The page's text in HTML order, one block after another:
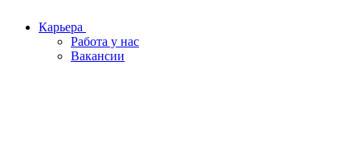
Карьера
Работа у нас
Вакансии